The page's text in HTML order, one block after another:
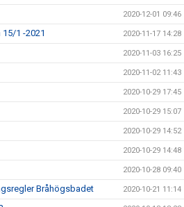
2020-12-01 09:46
1 -2021 2020-11-17 14:28
2020-11-03 16:25
2020-11-02 11:43
2020-10-29 17:45
2020-10-29 15:07
2020-10-29 14:52
2020-10-29 14:48
2020-10-28 09:40
Bråhögsbadet 2020-10-21 11:14